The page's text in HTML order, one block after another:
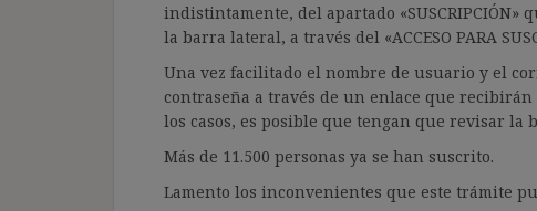
indistintamente, del apartado «SUSCRIPCIÓN»
la barra lateral, a través del «ACCESO PARA
Una vez facilitado el nombre de usuario y el
contraseña a través de un enlace que
los casos, es posible que tengan que revisar la
Más de 11.500 personas ya se han suscrito.
Lamento los inconvenientes que este trámite